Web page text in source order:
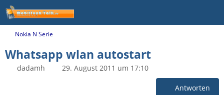
Nokia N Serie
Whatsapp wlan autostart
dadamh 29. August 2011 um 17:10
Antworten